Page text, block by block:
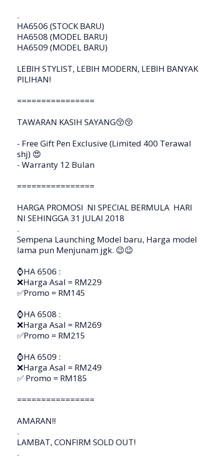
.
HA6506 (STOCK BARU)
HA6508 (MODEL BARU)
HA6509 (MODEL BARU)
LEBIH STYLIST, LEBIH MODERN, LEBIH BANYAK
PILIHAN!
================
TAWARAN KASIH SAYANG😚😚
- Free Gift Pen Exclusive (Limited 400 Terawal
shj) 😍
- Warranty 12 Bulan
================
HARGA PROMOSI NI SPECIAL BERMULA HARI
NI SEHINGGA 31 JULAI 2018
.
Sempena Launching Model baru, Harga model
lama pun Menjunam jgk. 😉😉
⌚️HA 6506 :
❌Harga Asal = RM229
✅Promo = RM145
⌚️HA 6508 :
❌Harga Asal = RM269
✅Promo = RM215
⌚️HA 6509 :
❌Harga Asal = RM249
✅ Promo = RM185
================
AMARAN!!
.
LAMBAT, CONFIRM SOLD OUT!
.